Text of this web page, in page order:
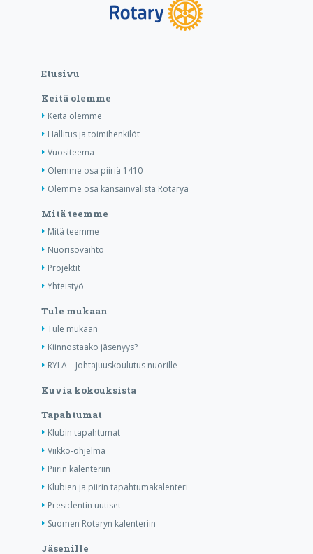
Etusivu
Keitä olemme
Keitä olemme
Hallitus ja toimihenkilöt
Vuositeema
Olemme osa piiriä 1410
Olemme osa kansainvälistä Rotarya
Mitä teemme
Mitä teemme
Nuorisovaihto
Projektit
Yhteistyö
Tule mukaan
Tule mukaan
Kiinnostaako jäsenyys?
RYLA – Johtajuuskoulutus nuorille
Kuvia kokouksista
Tapahtumat
Klubin tapahtumat
Viikko-ohjelma
Piirin kalenteriin
Klubien ja piirin tapahtumakalenteri
Presidentin uutiset
Suomen Rotaryn kalenteriin
Jäsenille